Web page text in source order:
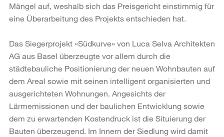
Mängel auf, weshalb sich das Preisgericht einstimmig für
eine Überarbeitung des Projekts entschieden hat.
Das Siegerprojekt «Südkurve» von Luca Selva Architekten
AG aus Basel überzeugte vor allem durch die
städtebauliche Positionierung der neuen Wohnbauten auf
dem Areal sowie mit seinen intelligent organisierten und
ausgerichteten Wohnungen. Angesichts der
Lärmemissionen und der baulichen Entwicklung sowie
dem zu erwartenden Kostendruck ist die Situierung der
Bauten überzeugend. Im Innern der Siedlung wird damit